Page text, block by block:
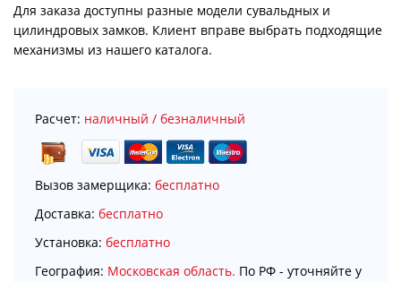
Для заказа доступны разные модели сувальдных и
цилиндровых замков. Клиент вправе выбрать подходящие
механизмы из нашего каталога.
Расчет: наличный / безналичный
Вызов замерщика: бесплатно
Доставка: бесплатно
Установка: бесплатно
География: Московская область. По РФ - уточняйте у